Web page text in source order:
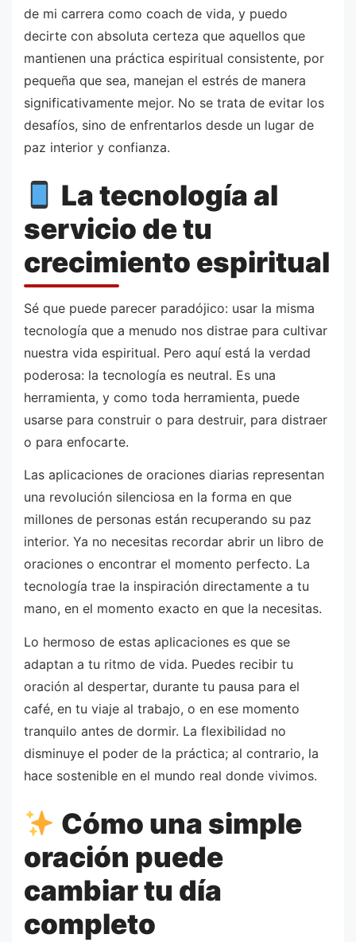
de mi carrera como coach de vida, y puedo
decirte con absoluta certeza que aquellos que
mantienen una práctica espiritual consistente, por
pequeña que sea, manejan el estrés de manera
significativamente mejor. No se trata de evitar los
desafíos, sino de enfrentarlos desde un lugar de
paz interior y confianza.
La tecnología al
servicio de tu
crecimiento espiritual
Sé que puede parecer paradójico: usar la misma
tecnología que a menudo nos distrae para cultivar
nuestra vida espiritual. Pero aquí está la verdad
poderosa: la tecnología es neutral. Es una
herramienta, y como toda herramienta, puede
usarse para construir o para destruir, para distraer
o para enfocarte.
Las aplicaciones de oraciones diarias representan
una revolución silenciosa en la forma en que
millones de personas están recuperando su paz
interior. Ya no necesitas recordar abrir un libro de
oraciones o encontrar el momento perfecto. La
tecnología trae la inspiración directamente a tu
mano, en el momento exacto en que la necesitas.
Lo hermoso de estas aplicaciones es que se
adaptan a tu ritmo de vida. Puedes recibir tu
oración al despertar, durante tu pausa para el
café, en tu viaje al trabajo, o en ese momento
tranquilo antes de dormir. La flexibilidad no
disminuye el poder de la práctica; al contrario, la
hace sostenible en el mundo real donde vivimos.
Cómo una simple
oración puede
cambiar tu día
completo